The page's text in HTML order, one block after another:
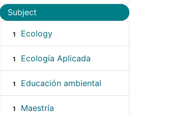
Subject
1 Ecology
1 Ecología Aplicada
1 Educación ambiental
1 Maestría